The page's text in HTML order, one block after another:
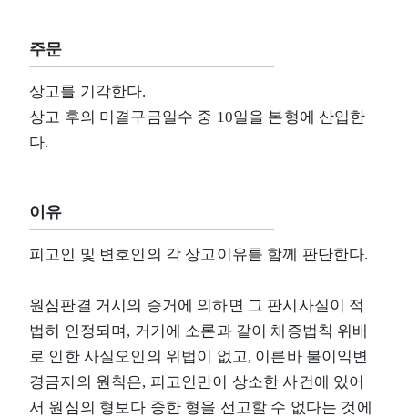
주문
상고를 기각한다.
상고 후의 미결구금일수 중 10일을 본형에 산입한
다.
이유
피고인 및 변호인의 각 상고이유를 함께 판단한다.
원심판결 거시의 증거에 의하면 그 판시사실이 적
법히 인정되며, 거기에 소론과 같이 채증법칙 위배
로 인한 사실오인의 위법이 없고, 이른바 불이익변
경금지의 원칙은, 피고인만이 상소한 사건에 있어
서 원심의 형보다 중한 형을 선고할 수 없다는 것에